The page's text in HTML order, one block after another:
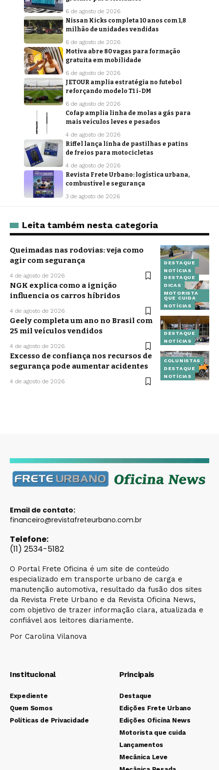
6 de agosto de 2026
Nissan Kicks completa 10 anos com 1,8
milhão de unidades vendidas
6 de agosto de 2026
Motiva abre 80 vagas para formação
gratuita em mobilidade
6 de agosto de 2026
JETOUR amplia estratégia no futebol
reforçando modelo T1 i-DM
6 de agosto de 2026
Cofap amplia linha de molas a gás para
mais veículos leves e pesados
4 de agosto de 2026
Riffel lança linha de pastilhas e patins
de freios para motocicletas
4 de agosto de 2026
Revista Frete Urbano: logística urbana,
combustível e segurança
3 de agosto de 2026
Leita também nesta categoria
DESTAQUE
NOTÍCIAS
Queimadas nas rodovias: veja como
agir com segurança
4 de agosto de 2026
DESTAQUE
DICAS
MOTORISTA
QUE CUIDA
NOTÍCIAS
NGK explica como a ignição
influencia os carros híbridos
4 de agosto de 2026
DESTAQUE
NOTÍCIAS
Geely completa um ano no Brasil com
25 mil veículos vendidos
4 de agosto de 2026
COLUNISTAS
DESTAQUE
NOTÍCIAS
Excesso de confiança nos recursos de
segurança pode aumentar acidentes
4 de agosto de 2026
Email de contato:
financeiro@revistafreteurbano.com.br
Telefone:
(11) 2534-5182
O Portal Frete Oficina é um site de conteúdo
especializado em transporte urbano de carga e
manutenção automotiva, resultado da fusão dos sites
da Revista Frete Urbano e da Revista Oficina News,
com objetivo de trazer informação clara, atualizada e
confiável aos leitores diariamente.
Por Carolina Vilanova
Institucional
Expediente
Quem Somos
Políticas de Privacidade
Principais
Destaque
Edições Frete Urbano
Edições Oficina News
Motorista que cuida
Lançamentos
Mecânica Leve